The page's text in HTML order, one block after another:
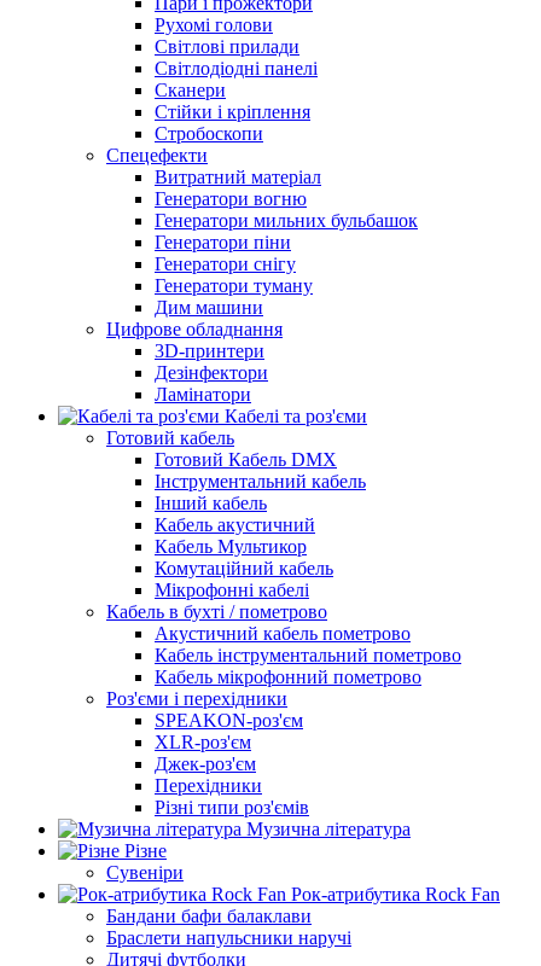
Рухомі голови
Світлові прилади
Світлодіодні панелі
Сканери
Стійки і кріплення
Стробоскопи
Спецефекти
Витратний матеріал
Генератори вогню
Генератори мильних бульбашок
Генератори піни
Генератори снігу
Генератори туману
Дим машини
Цифрове обладнання
3D-принтери
Дезінфектори
Ламінатори
Кабелі та роз'єми
Готовий кабель
Готовий Кабель DMX
Інструментальний кабель
Інший кабель
Кабель акустичний
Кабель Мультикор
Комутаційний кабель
Мікрофонні кабелі
Кабель в бухті / пометрово
Акустичний кабель пометрово
Кабель інструментальний пометрово
Кабель мікрофонний пометрово
Роз'єми і перехідники
SPEAKON-роз'єм
XLR-роз'єм
Джек-роз'єм
Перехідники
Різні типи роз'ємів
Музична література
Різне
Сувеніри
Рок-атрибутика Rock Fan
Бандани бафи балаклави
Браслети напульсники наручі
Дитячі футболки